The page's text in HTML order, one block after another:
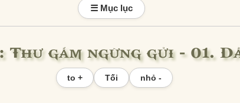
☰ Mục lục
Thư gấm ngừng gửi - 01.
to + Tối nhỏ -